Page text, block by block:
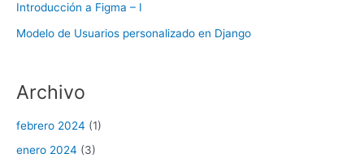
Introducción a Figma – I
Modelo de Usuarios personalizado en Django
Archivo
febrero 2024 (1)
enero 2024 (3)